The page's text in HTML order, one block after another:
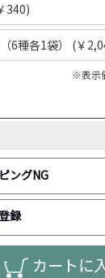
340)
6種各1袋） (￥
※表示
ングNG
録
カートに